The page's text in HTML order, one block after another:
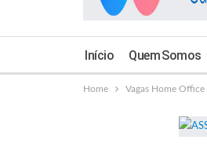
Início Quem Somos
Home Vagas Home Office